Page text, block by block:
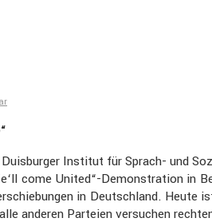
Institut für Sprach- und
come United“-Demonstration in
in Deutsch­land.
anderen Parteien versu­chen